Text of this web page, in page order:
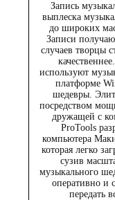
Запись
выплеска
до широких
Записи
случаев творцы
используют
платформе
шедевры.
посредством
дружащей с
ProTools
компьютера
которая легко
сузив
музыкального
оперативно и
передать